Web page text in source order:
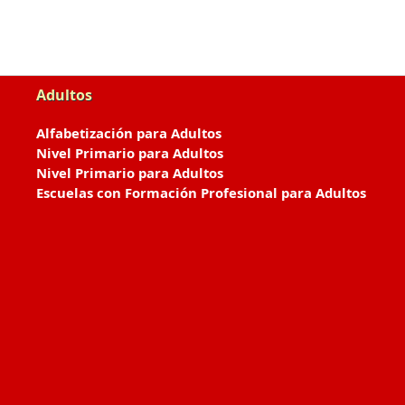
Adultos
Alfabetización para Adultos
Nivel Primario para Adultos
Nivel Primario para Adultos
Escuelas con Formación Profesional para Adultos